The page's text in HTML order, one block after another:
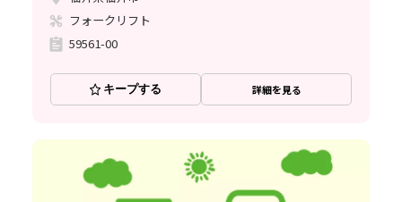
フォークリフト
59561-00
キープする 詳細を見る